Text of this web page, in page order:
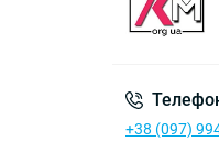
+38 (097)